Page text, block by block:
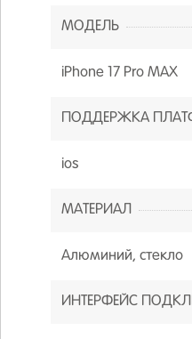
МОДЕЛЬ
iPhone 17 Pro MAX
ПОДДЕРЖКА
ios
МАТЕРИАЛ
Алюминий, стекло
ИНТЕРФЕЙС